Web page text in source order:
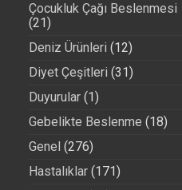
Çocukluk Çağı Beslenmesi
(21)
Deniz Ürünleri (12)
Diyet Çeşitleri (31)
Duyurular(1)
Gebelikte Beslenme (18)
Genel (276)
Hastalıklar(171)